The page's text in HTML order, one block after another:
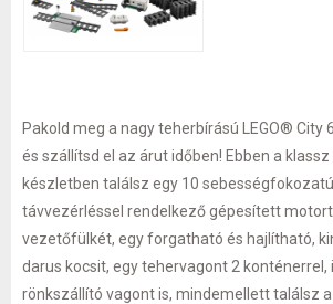
Pakold meg a nagy teherbírású LEGO® City
és szállítsd el az árut időben! Ebben a klassz
készletben találsz egy 10
távvezérléssel rendelkező gépesített
vezetőfülkét, egy forgatható és hajlítható,
darus kocsit, egy tehervagont 2 konténerrel,
rönkszállító vagont is, mindemellett találsz